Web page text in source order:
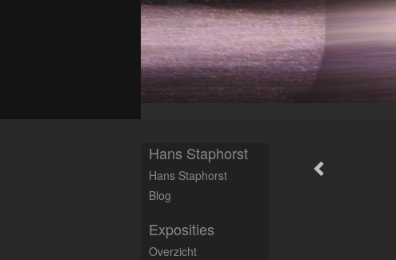
Hans Staphorst
Hans Staphorst
Blog
Exposities
Overzicht